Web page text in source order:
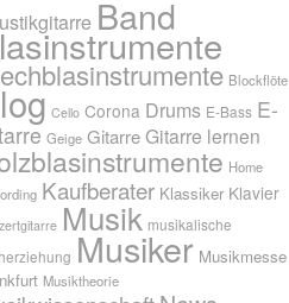
Band
Blockflöte
Cello Corona Drums E-Bass E-
Geige Gitarre Gitarre lernen
Home
Kaufberater Klassiker Klavier
Musik musikalische
Musiker Musikmesse
Musiktheorie